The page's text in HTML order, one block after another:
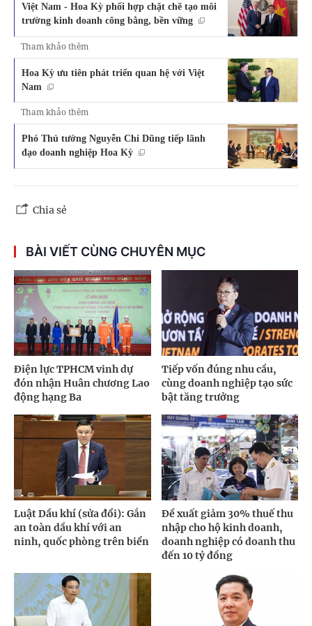
Việt Nam - Hoa Kỳ phối hợp chặt chẽ tạo môi
trường kinh doanh công bằng, bền vững
Tham khảo thêm
Hoa Kỳ ưu tiên phát triển quan hệ với Việt
Nam
Tham khảo thêm
Phó Thủ tướng Nguyễn Chí Dũng tiếp lãnh
đạo doanh nghiệp Hoa Kỳ
Chia sẻ
BÀI VIẾT CÙNG CHUYÊN MỤC
Điện lực TPHCM vinh dự
đón nhận Huân chương Lao
động hạng Ba
Tiếp vốn đúng nhu cầu,
cùng doanh nghiệp tạo sức
bật tăng trưởng
Luật Dầu khí (sửa đổi): Gắn
an toàn dầu khí với an
ninh, quốc phòng trên biển
Đề xuất giảm 30% thuế thu
nhập cho hộ kinh doanh,
doanh nghiệp có doanh thu
đến 10 tỷ đồng